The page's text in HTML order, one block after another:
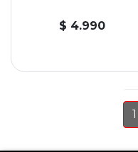
$ 4.990
1